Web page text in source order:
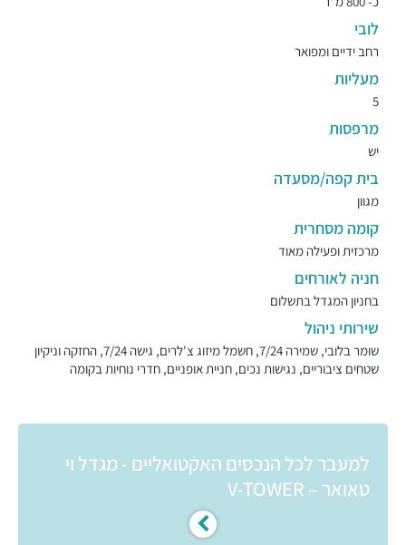
לובי
רחב ידיים ומפואר
מעליות
5
מרפסות
יש
בית קפה/מסעדה
מגוון
קומה מסחרית
מרכזית ופעילה מאוד
חניה לאורחים
בחניון המגדל בתשלום
שירותי ניהול
שומר בלובי, שמירה 7/24, חשמל מיזוג צ'לרים, גישה 7/24, החזקה וניקיון
שטחים ציבוריים, נגישות נכים, חניית אופניים, חדרי נוחיות בקומה
למעבר לכל הנכסים האקטואליים - מגדל וי
טאואר – V-TOWER